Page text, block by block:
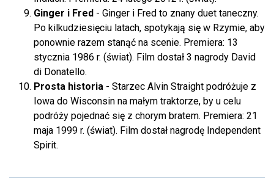
Ginger i Fred - Ginger i Fred to znany duet taneczny.
Po kilkudziesięciu latach, spotykają się w Rzymie, aby
ponownie razem stanąć na scenie. Premiera: 13
stycznia 1986 r. (świat). Film dostał 3 nagrody David
di Donatello.
Prosta historia - Starzec Alvin Straight podróżuje z
Iowa do Wisconsin na małym traktorze, by u celu
podróży pojednać się z chorym bratem. Premiera: 21
maja 1999 r. (świat). Film dostał nagrodę Independent
Spirit.